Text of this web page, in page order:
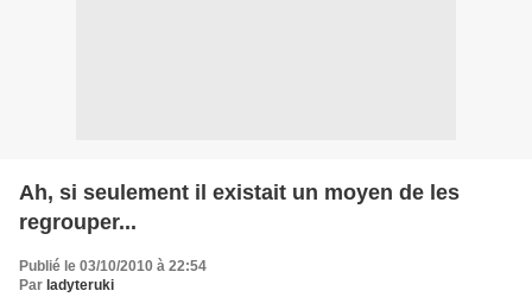
Ah, si seulement il existait un moyen de les
regrouper...
Publié le 03/10/2010 à 22:54
Par ladyteruki